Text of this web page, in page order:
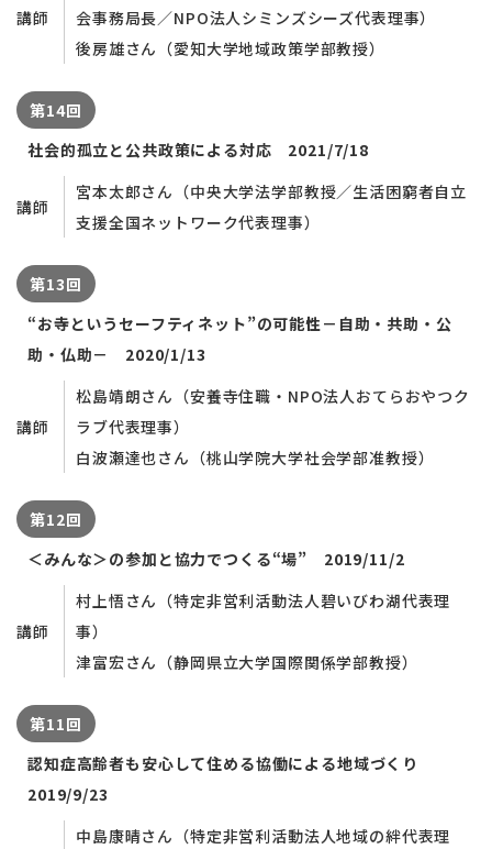
講師
会事務局長／NPO法人シミンズシーズ代表理事）
後房雄さん（愛知大学地域政策学部教授）
第14回
社会的孤立と公共政策による対応 2021/7/18
講師
宮本太郎さん（中央大学法学部教授／生活困窮者自立
支援全国ネットワーク代表理事）
第13回
“お寺というセーフティネット”の可能性－自助・共助・公
助・仏助－ 2020/1/13
講師
松島靖朗さん（安養寺住職・NPO法人おてらおやつク
ラブ代表理事）
白波瀬達也さん（桃山学院大学社会学部准教授）
第12回
＜みんな＞の参加と協力でつくる“場” 2019/11/2
講師
村上悟さん（特定非営利活動法人碧いびわ湖代表理
事）
津富宏さん（静岡県立大学国際関係学部教授）
第11回
認知症高齢者も安心して住める協働による地域づくり
2019/9/23
中島康晴さん（特定非営利活動法人地域の絆代表理